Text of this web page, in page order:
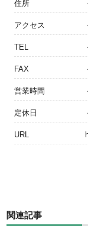
住所
アクセス
TEL
FAX
営業時間
定休日
URL
関連記事